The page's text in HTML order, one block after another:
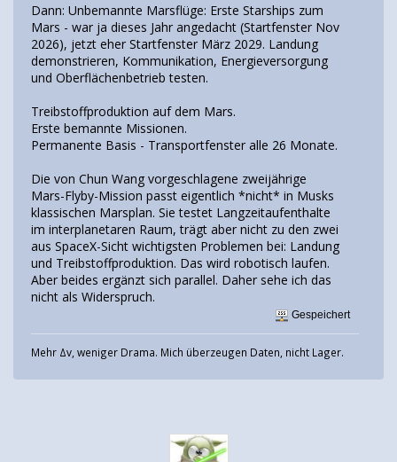
Dann: Unbemannte Marsflüge: Erste Starships zum
Mars - war ja dieses Jahr angedacht (Startfenster Nov
2026), jetzt eher Startfenster März 2029. Landung
demonstrieren, Kommunikation, Energieversorgung
und Oberflächenbetrieb testen.
Treibstoffproduktion auf dem Mars.
Erste bemannte Missionen.
Permanente Basis - Transportfenster alle 26 Monate.
Die von Chun Wang vorgeschlagene zweijährige
Mars-Flyby-Mission passt eigentlich *nicht* in Musks
klassischen Marsplan. Sie testet Langzeitaufenthalte
im interplanetaren Raum, trägt aber nicht zu den zwei
aus SpaceX-Sicht wichtigsten Problemen bei: Landung
und Treibstoffproduktion. Das wird robotisch laufen.
Aber beides ergänzt sich parallel. Daher sehe ich das
nicht als Widerspruch.
Gespeichert
Mehr Δv, weniger Drama. Mich überzeugen Daten, nicht Lager.